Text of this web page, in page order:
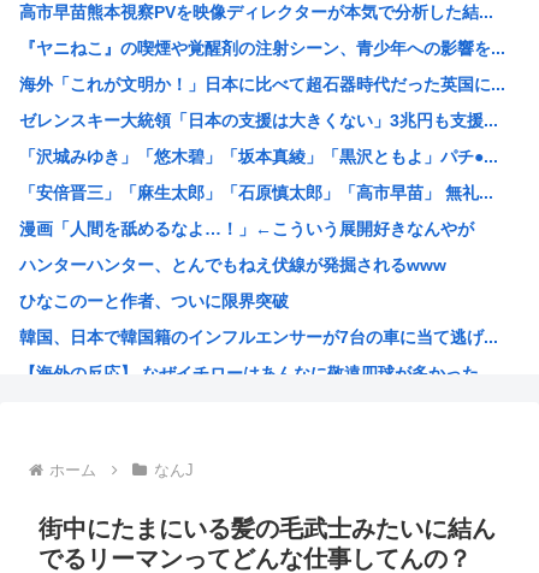
柳葉敏郎の代表作、「踊る大捜査線しかない」
産経新聞、東北で新聞発行休止へ
【衝撃】JKの従姉妹が泊まりに来た結果www
【速報】なぜか読める画像が発見されるwww
【衝撃】清水アキラさんの息子・清水良太郎さん死去で落語家...
【困惑】ミセスグリーンアップルさんってもう落ち目なんか？...
特定外来カミキリムシに1匹300円の賞金をかけた高崎市、...
【朗報】 消費減税、閣議決定 来年4月から2年間1％に
まんさん被災地に手作りおにぎりを出荷www
毎年恒例の中国大洪水。湖北省秭帰県の現在の様子がこちら
高市早苗熊本視察PVを映像ディレクターが本気で分析した結...
『ヤニねこ』の喫煙や覚醒剤の注射シーン、青少年への影響を...
海外「これが文明か！」日本に比べて超石器時代だった英国に...
ゼレンスキー大統領「日本の支援は大きくない」3兆円も支援...
「沢城みゆき」「悠木碧」「坂本真綾」「黒沢ともよ」パチ●...
「安倍晋三」「麻生太郎」「石原慎太郎」「高市早苗」 無礼...
漫画「人間を舐めるなよ…！」←こういう展開好きなんやが
ハンターハンター、とんでもねえ伏線が発掘されるwww
ひなこのーと作者、ついに限界突破
韓国、日本で韓国籍のインフルエンサーが7台の車に当て逃げ...
【海外の反応】 なぜイチローはあんなに敬遠四球が多かった...
「ムクゲェジ漫画」ガチでリアルだったwww
【原爆の日】へいわをかえせ
みい山、あんだけ騒ぎになってるのに未だにどこのメディアも...
ホーム なんJ
街中にたまにいる髪の毛武士みたいに結ん
でるリーマンってどんな仕事してんの？